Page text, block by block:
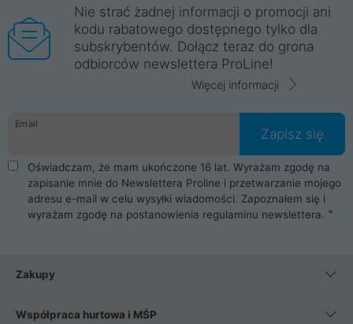
Nie strać żadnej informacji o promocji ani
kodu rabatowego dostępnego tylko dla
subskrybentów. Dołącz teraz do grona
odbiorców newslettera ProLine!
Więcej informacji
Email
Zapisz się
Oświadczam, że mam ukończone 16 lat. Wyrażam zgodę na
zapisanie mnie do Newslettera Proline i przetwarzanie mojego
adresu e-mail w celu wysyłki wiadomości. Zapoznałem się i
wyrażam zgodę na postanowienia regulaminu newslettera.
Zakupy
Współpraca hurtowa i MŚP